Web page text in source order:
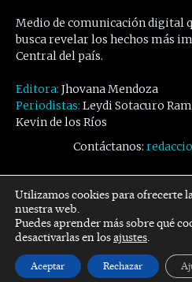
Medio de comunicación digital
busca revelar los hechos más
Central del país.
Editora: Jhovana Mendoza
Periodistas: Leydi Sotacuro
Kevin de los Ríos
Contáctanos:
Facebook
Utilizamos cookies para ofrecerte
nuestra web.
Puedes aprender más sobre qué
desactivarlas en losajustes.
Aceptar Rechazar